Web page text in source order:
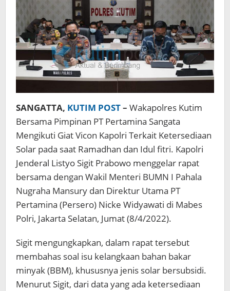
pada
Ramadhan
dan
Idul
Fitri
SANGATTA, KUTIM POST– Wakapolres Kutim
Bersama Pimpinan PT Pertamina Sangata
Mengikuti Giat Vicon Kapolri Terkait Ketersediaan
Solar pada saat Ramadhan dan Idul fitri. Kapolri
Jenderal Listyo Sigit Prabowo menggelar rapat
bersama dengan Wakil Menteri BUMN I Pahala
Nugraha Mansury dan Direktur Utama PT
Pertamina (Persero) Nicke Widyawati di Mabes
Polri, Jakarta Selatan, Jumat (8/4/2022).
Sigit mengungkapkan, dalam rapat tersebut
membahas soal isu kelangkaan bahan bakar
minyak (BBM), khususnya jenis solar bersubsidi.
Menurut Sigit, dari data yang ada ketersediaan